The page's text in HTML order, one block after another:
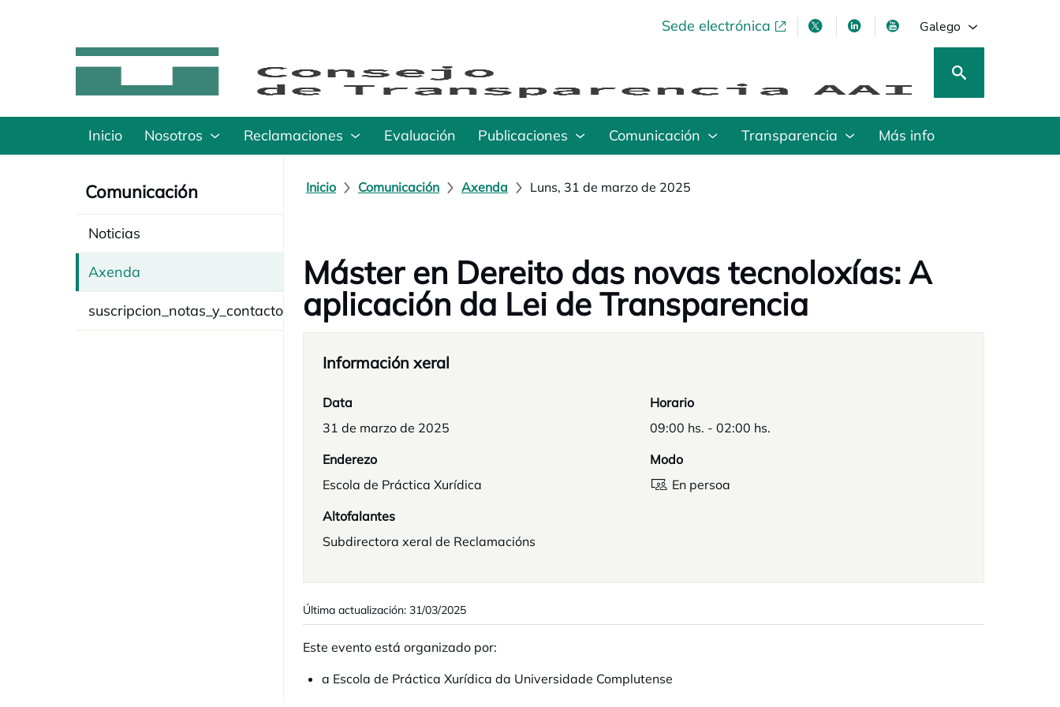
Sede electrónicaopens in a new tabopens in a new tab
opens in a new tab
opens in a new tab
Galego
Inicio Nosotros Reclamaciones Evaluación Publicaciones Comunicación Transparencia Más info
Comunicación
Noticias
Axenda
suscripcion_notas_y_contacto
Inicio Comunicación Axenda Luns, 31 de marzo de 2025
Máster en Dereito das novas tecnoloxías: A
aplicación da Lei de Transparencia
Información xeral
Data
31 de marzo de 2025
Horario
09:00 hs. - 02:00 hs.
Enderezo
Escola de Práctica Xurídica
Modo
En persoa
Altofalantes
Subdirectora xeral de Reclamacións
Última actualización: 31/03/2025
Este evento está organizado por:
a Escola de Práctica Xurídica da Universidade Complutense